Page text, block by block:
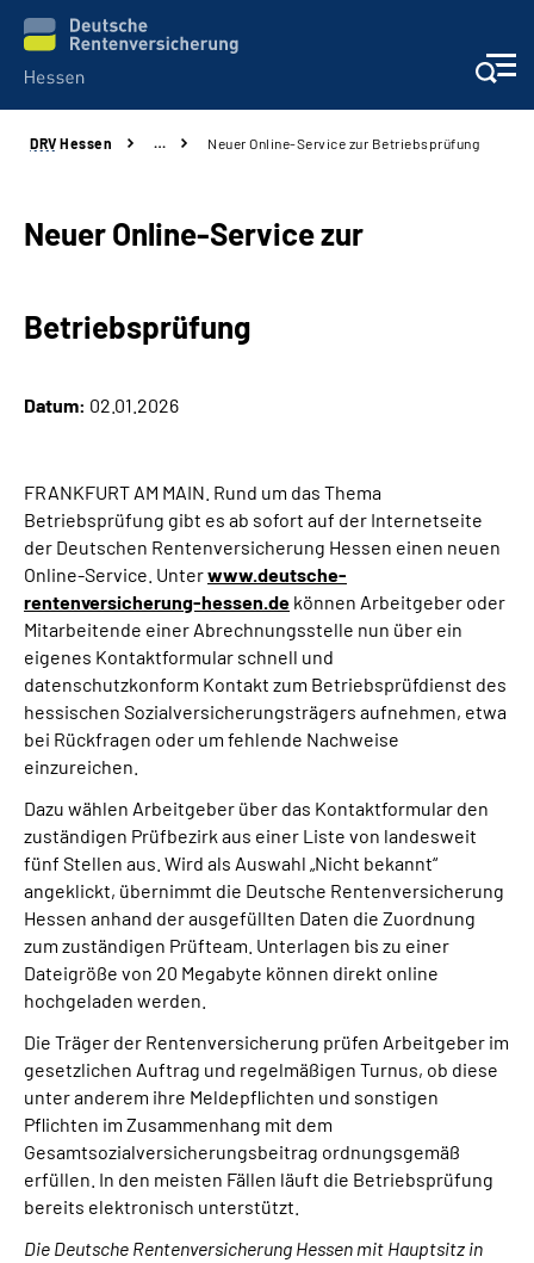
Online-Services
Beratung und Kontakt
Über uns
Inhalte in Gebärdensprache (DGS)
Leichte Sprache
Suche
DRV Hessen … Neuer Online-Service zur Betriebsprüfung
Neuer Online-Service zur
Betriebsprüfung
Datum: 02.01.2026
FRANKFURT AM MAIN. Rund um das Thema
Betriebsprüfung gibt es ab sofort auf der Internetseite
der Deutschen Rentenversicherung Hessen einen neuen
Online-Service. Unterwww.deutsche-
rentenversicherung-hessen.de können Arbeitgeber oder
Mitarbeitende einer Abrechnungsstelle nun über ein
eigenes Kontaktformular schnell und
datenschutzkonform Kontakt zum Betriebsprüfdienst des
hessischen Sozialversicherungsträgers aufnehmen, etwa
bei Rückfragen oder um fehlende Nachweise
einzureichen.
Dazu wählen Arbeitgeber über das Kontaktformular den
zuständigen Prüfbezirk aus einer Liste von landesweit
fünf Stellen aus. Wird als Auswahl „Nicht bekannt“
angeklickt, übernimmt die Deutsche Rentenversicherung
Hessen anhand der ausgefüllten Daten die Zuordnung
zum zuständigen Prüfteam. Unterlagen bis zu einer
Dateigröße von 20 Megabyte können direkt online
hochgeladen werden.
Die Träger der Rentenversicherung prüfen Arbeitgeber im
gesetzlichen Auftrag und regelmäßigen Turnus, ob diese
unter anderem ihre Meldepflichten und sonstigen
Pflichten im Zusammenhang mit dem
Gesamtsozialversicherungsbeitrag ordnungsgemäß
erfüllen. In den meisten Fällen läuft die Betriebsprüfung
bereits elektronisch unterstützt.
Die Deutsche Rentenversicherung Hessen mit Hauptsitz in